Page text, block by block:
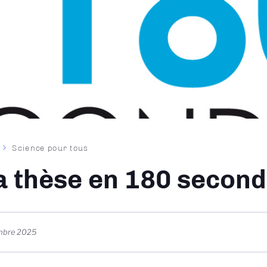
Science pour tous
thèse en 180
2025